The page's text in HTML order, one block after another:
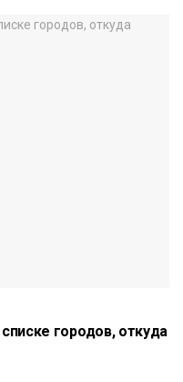
городов, откуда